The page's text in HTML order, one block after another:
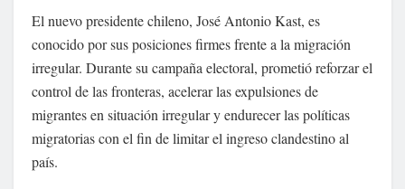
El nuevo presidente chileno, José Antonio Kast, es
conocido por sus posiciones firmes frente a la migración
irregular. Durante su campaña electoral, prometió reforzar el
control de las fronteras, acelerar las expulsiones de
migrantes en situación irregular y endurecer las políticas
migratorias con el fin de limitar el ingreso clandestino al
país.